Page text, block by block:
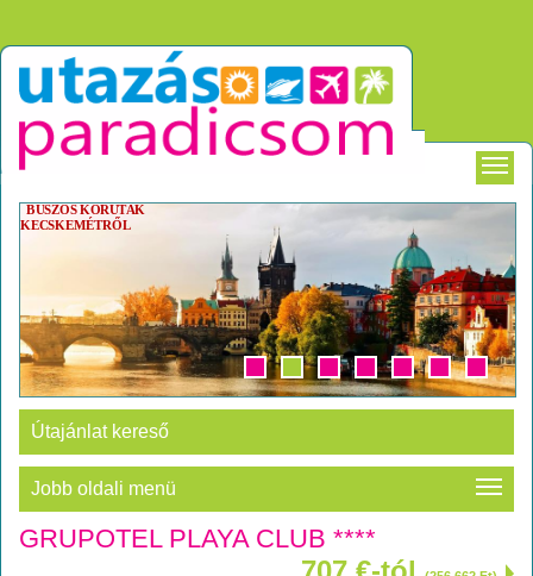
BUSZOS KÖRUTAK
KECSKEMÉTRŐL
Útajánlat kereső
Jobb oldali menü
GRUPOTEL PLAYA CLUB ****